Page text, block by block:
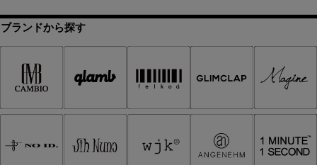
ブランドから探す